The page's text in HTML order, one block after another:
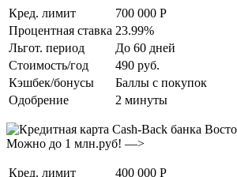
Кред. лимит
700 000 Р
Процентная ставка 23.99%
Льгот. период
До 60 дней
Стоимость/год
490 руб.
Кэшбек/бонусы
Баллы с покупок
Одобрение
2 минуты
Можно до 1 млн.руб! —>
Кред. лимит 400 000 Р